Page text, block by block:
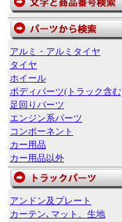
アルミ・アルミタイヤ
タイヤ
ホイール
ボディパーツ(トラック含
足回りパーツ
エンジン系パーツ
コンポーネント
カー用品
カー用品以外
アンドン及プレート
カーテン､マット、生地